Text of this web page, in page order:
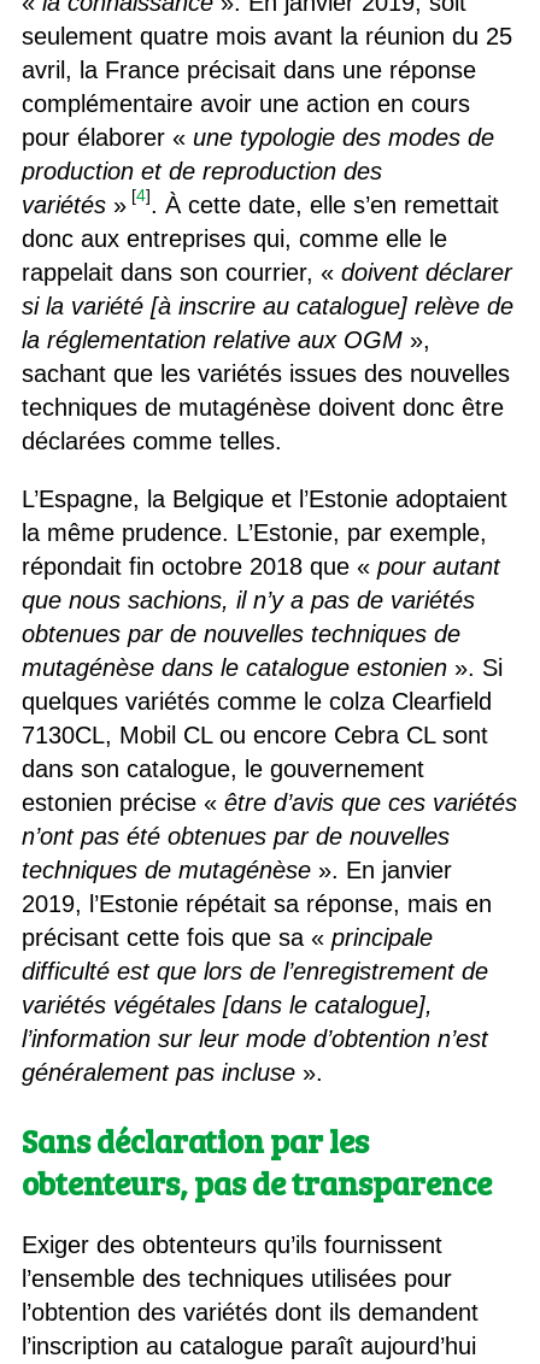
seulement quatre mois avant la réunion du 25
avril, la France précisait dans une réponse
complémentaire avoir une action en cours
pour élaborer « une typologie des modes de
production et de reproduction des
variétés» [4]. À cette date, elle s’en remettait
donc aux entreprises qui, comme elle le
rappelait dans son courrier, « doivent déclarer
si la variété [à inscrire au catalogue] relève de
la réglementation relative aux OGM»,
sachant que les variétés issues des nouvelles
techniques de mutagénèse doivent donc être
déclarées comme telles.
L’Espagne, la Belgique et l’Estonie adoptaient
la même prudence. L’Estonie, par exemple,
répondait fin octobre 2018 que « pour autant
que nous sachions, il n’y a pas de variétés
obtenues par de nouvelles techniques de
mutagénèse dans le catalogue estonien». Si
quelques variétés comme le colza Clearfield
7130CL, Mobil CL ou encore Cebra CL sont
dans son catalogue, le gouvernement
estonien précise « être d’avis que ces variétés
n’ont pas été obtenues par de nouvelles
techniques de mutagénèse». En janvier
2019, l’Estonie répétait sa réponse, mais en
précisant cette fois que sa « principale
difficulté est que lors de l’enregistrement de
variétés végétales [dans le catalogue],
l’information sur leur mode d’obtention n’est
généralement pas incluse».
Sans déclaration par les
obtenteurs, pas de transparence
Exiger des obtenteurs qu’ils fournissent
l’ensemble des techniques utilisées pour
l’obtention des variétés dont ils demandent
l’inscription au catalogue paraît aujourd’hui